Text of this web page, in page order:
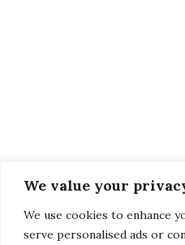
We value your
We use cookies to enhance
serve personalised ads or